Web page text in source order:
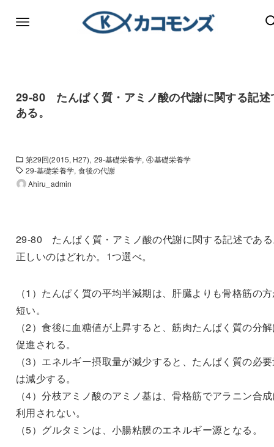
29-80 たんぱく質・アミノ酸の代謝に関する記述
ある。
第29回(2015, H27) 29-基礎栄養学 ④基礎栄養学
29-基礎栄養学 食後の代謝
Ahiru_admin
29-80 たんぱく質・アミノ酸の代謝に関する記述であ
正しいのはどれか。1つ選べ。
（1）たんぱく質の平均半減期は、肝臓よりも骨格筋の
短い。
（2）食後に血糖値が上昇すると、筋肉たんぱく質の分
促進される。
（3）エネルギー摂取量が減少すると、たんぱく質の必
は減少する。
（4）分枝アミノ酸のアミノ基は、骨格筋でアラニン合
利用されない。
（5）グルタミンは、小腸粘膜のエネルギー源となる。